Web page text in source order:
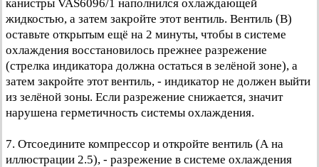
канистры VAS6096/1 наполнился охлаждающей
жидкостью, а затем закройте этот вентиль. Вентиль (В)
оставьте открытым ещё на 2 минуты, чтобы в системе
охлаждения восстановилось прежнее разрежение
(стрелка индикатора должна остаться в зелёной зоне), а
затем закройте этот вентиль, - индикатор не должен выйти
из зелёной зоны. Если разрежение снижается, значит
нарушена герметичность системы охлаждения.
7. Отсоедините компрессор и откройте вентиль (А на
иллюстрации 2.5), - разрежение в системе охлаждения